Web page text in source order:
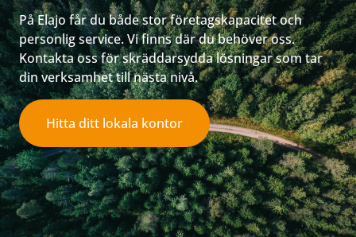
På Elajo får du både stor företagskapacitet och
personlig service. Vi finns där du behöver oss.
Kontakta oss för skräddarsydda lösningar som tar
din verksamhet till nästa nivå.
Hitta ditt lokala kontor